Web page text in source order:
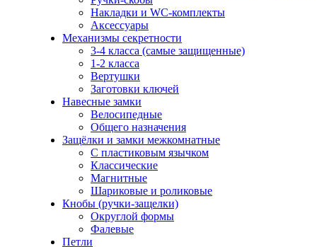
Накладки и WC-комплекты
Аксессуары
Механизмы секретности
3-4 класса (самые защищенные)
1-2 класса
Вертушки
Заготовки ключей
Навесные замки
Велосипедные
Общего назначения
Защёлки и замки межкомнатные
С пластиковым язычком
Классические
Магнитные
Шариковые и роликовые
Кнобы (ручки-защелки)
Округлой формы
Фалевые
Петли